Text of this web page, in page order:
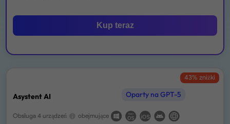
Kup teraz
Asystent AI Oparty na GPT-5
43% zniżki
Obsługa 4 urządzeń obejmujące